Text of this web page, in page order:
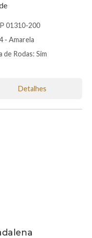
01310-200
- Amarela
de Rodas: Sim
Detalhes